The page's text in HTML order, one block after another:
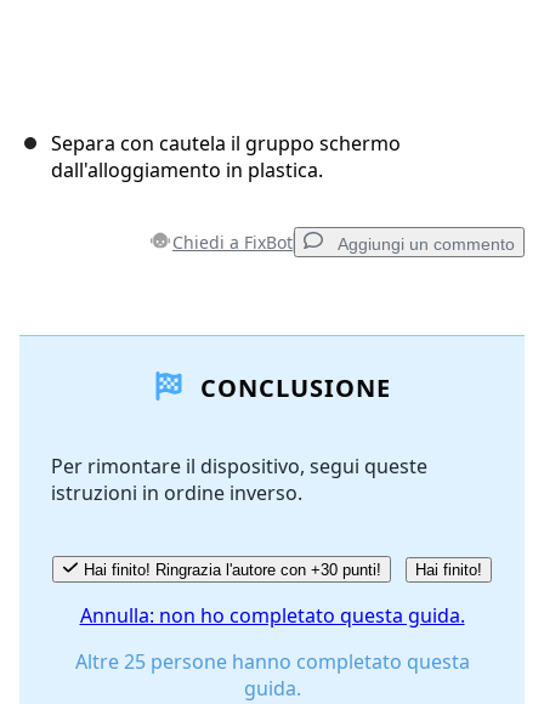
Separa con cautela il gruppo schermo
dall'alloggiamento in plastica.
Chiedi a FixBot Aggiungi un commento
Aggiungi Commento
Annulla
CONCLUSIONE
Per rimontare il dispositivo, segui queste
istruzioni in ordine inverso.
Hai finito! Ringrazia l'autore con +30 punti! Hai finito!
Annulla: non ho completato questa guida.
Altre 25 persone hanno completato questa
guida.